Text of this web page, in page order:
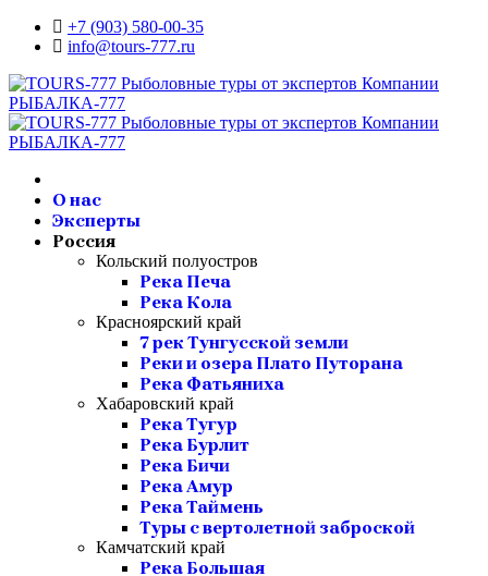
+7 (903) 580-00-35‬
info@tours-777.ru
О нас
Эксперты
Россия
Кольский полуостров
Река Печа
Река Кола
Красноярский край
7 рек Тунгусской земли
Реки и озера Плато Путорана
Река Фатьяниха
Хабаровский край
Река Тугур
Река Бурлит
Река Бичи
Река Амур
Река Таймень
Туры с вертолетной заброской
Камчатский край
Река Большая